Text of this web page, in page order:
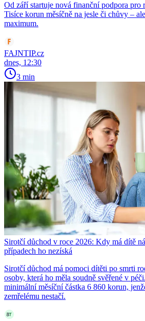
Od září startuje nová finanční podpora pro
Tisíce korun měsíčně na jesle či chůvy –
maximum.
FAJNTIP.cz
dnes, 12:30
3 min
Sirotčí důchod v roce 2026: Kdy má dítě
případech ho nezíská
Sirotčí důchod má pomoci dítěti po smrti
osoby, která ho měla soudně svěřené v
minimální měsíční částka 6 860 korun,
zemřelému nestačí.